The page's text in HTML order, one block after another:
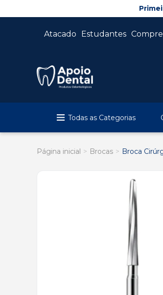
Atacado Estudantes
Todas as Categorias
Página inicial Brocas Broca